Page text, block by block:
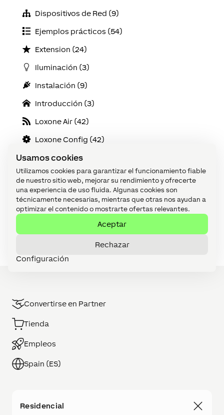
Usamos cookies
Utilizamos cookies para garantizar el funcionamiento fiable
de nuestro sitio web, mejorar su rendimiento y ofrecerte
una experiencia de uso fluida. Algunas cookies son
técnicamente necesarias, mientras que otras nos ayudan a
optimizar el contenido o mostrarte ofertas relevantes.
Aceptar
Rechazar
Configuración
Dispositivos de Red (9)
Ejemplos prácticos (54)
Extension (24)
Iluminación (3)
Instalación (9)
Introducción (3)
Loxone Air (42)
Loxone Config (42)
Loxone Tree (35)
Mantenimiento y diagnóstico (13)
Miniserver (14)
Servicios Online (5)
Visualización (16)
Convertirse en Partner
Tienda
Empleos
Spain (ES)
Residencial